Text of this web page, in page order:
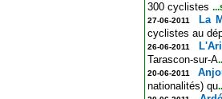
300 cyclistes
27-06-2011 La
cyclistes au
26-06-2011
Tarascon-sur-A
20-06-2011
nationalités) qu